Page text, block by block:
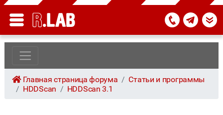
Главная страница форума
Статьи и программы
HDDScan
HDDScan 3.1